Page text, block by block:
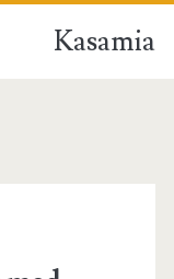
Kasamia